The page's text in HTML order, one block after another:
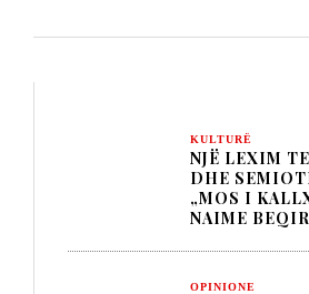
KULTURË
NJË LEXIM
DHE
„MOS I
NAIME
OPINIONE